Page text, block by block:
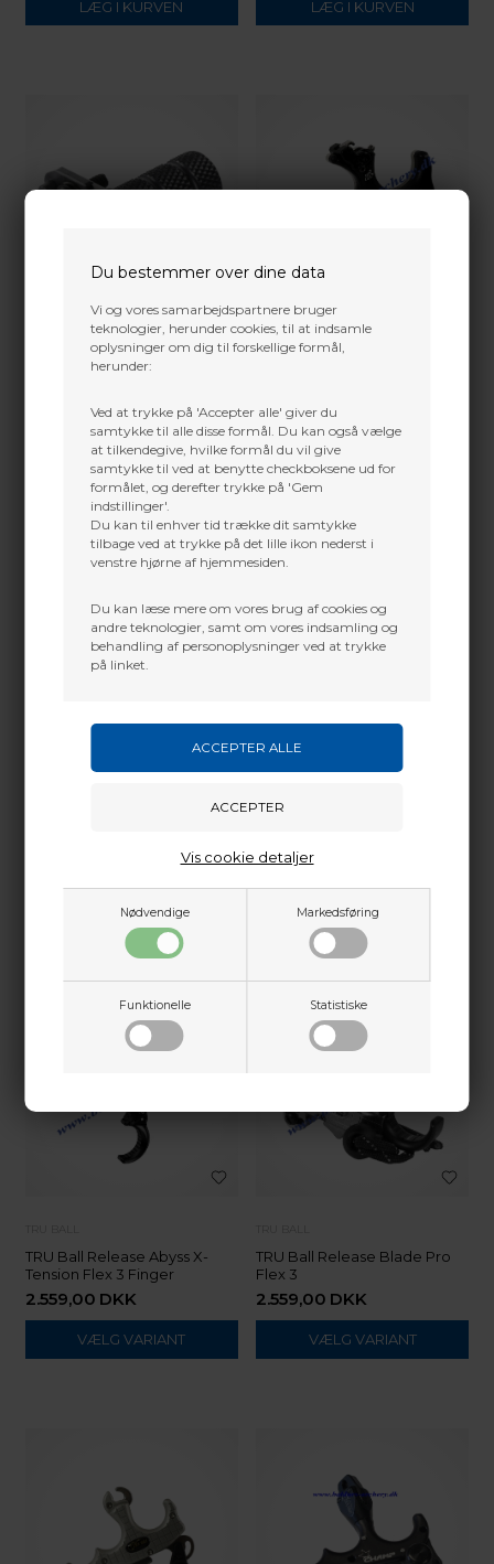
Du bestemmer over dine data
Vi og vores samarbejdspartnere bruger
teknologier, herunder cookies, til at indsamle
oplysninger om dig til forskellige formål,
herunder:
Ved at trykke på 'Accepter alle' giver du
samtykke til alle disse formål. Du kan også vælge
at tilkendegive, hvilke formål du vil give
samtykke til ved at benytte checkboksene ud for
formålet, og derefter trykke på 'Gem
indstillinger'.
Du kan til enhver tid trække dit samtykke
tilbage ved at trykke på det lille ikon nederst i
venstre hjørne af hjemmesiden.
Du kan læse mere om vores brug af cookies og
andre teknologier, samt om vores indsamling og
behandling af personoplysninger ved at trykke
på linket.
Nødvendige Markedsføring
Funktionelle Statistiske
Vis cookie detaljer
TRU Ball Knurled Thumb Pin
DKK
TRU BALL
2.516,00 DKK
TRU BALL RELEASE ABYSS
2.372,00
TRU Ball Release Abyss X-
Tension Flex 3 Finger
2.559,00 DKK
VÆLG VARIANT
TRU Ball Release Blade Pro
Flex 3
2.559,00 DKK
VÆLG VARIANT